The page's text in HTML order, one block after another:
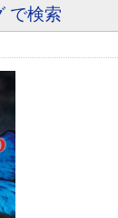
で検索